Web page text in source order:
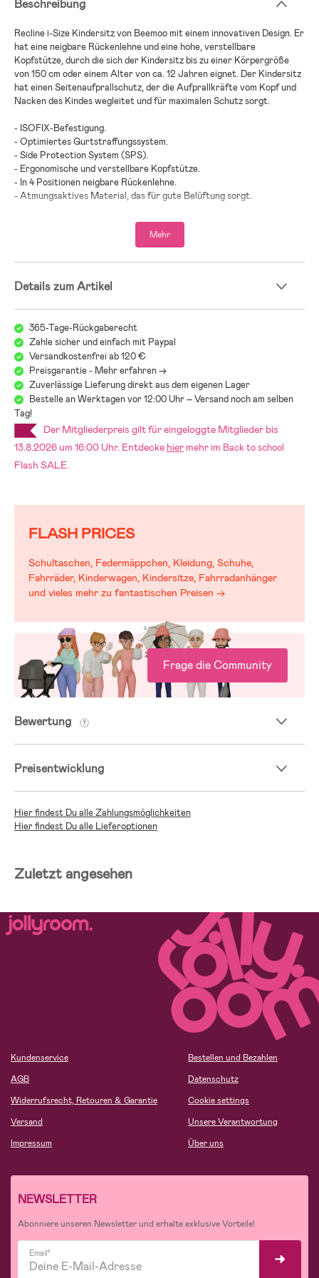
Beschreibung
Recline i-Size Kindersitz von Beemoo mit einem innovativen Design. Er
hat eine neigbare Rückenlehne und eine hohe, verstellbare
Kopfstütze, durch die sich der Kindersitz bis zu einer Körpergröße
von 150 cm oder einem Alter von ca. 12 Jahren eignet. Der Kindersitz
hat einen Seitenaufprallschutz, der die Aufprallkräfte vom Kopf und
Nacken des Kindes wegleitet und für maximalen Schutz sorgt.
- ISOFIX-Befestigung.
- Optimiertes Gurtstraffungssystem.
- Side Protection System (SPS).
- Ergonomische und verstellbare Kopfstütze.
- In 4 Positionen neigbare Rückenlehne.
- Atmungsaktives Material, das für gute Belüftung sorgt.
Wir bei Jollyroom wissen, wie schwer es sein kann, den richtigen
und bei all den verschiedenen Modellen, Marken und Funktionen kann
Sitz zu finden, der zu Euch und Euren Anforderungen passt:
Jollyrooms Kindersitzguide
Mehr
Details zum Artikel
365-Tage-Rückgaberecht
Zahle sicher und einfach mit Paypal
Versandkostenfrei ab 120 €
Preisgarantie - Mehr erfahren ->
Zuverlässige Lieferung direkt aus dem eigenen Lager
Bestelle an Werktagen vor 12:00 Uhr – Versand noch am selben
Tag!
Der Mitgliederpreis gilt für eingeloggte Mitglieder bis
13.8.2026 um 16:00 Uhr. Entdecke hier mehr im Back to school
Flash SALE.
FLASH PRICES
Schultaschen, Federmäppchen, Kleidung, Schuhe,
Fahrräder, Kinderwagen, Kindersitze, Fahrradanhänger
und vieles mehr zu fantastischen Preisen →
Frage die Community
Bewertung
Preisentwicklung
Hier findest Du alle Zahlungsmöglichkeiten
Hier findest Du alle Lieferoptionen
Zuletzt angesehen
Kundenservice
AGB
Widerrufsrecht, Retouren & Garantie
Versand
Impressum
Bestellen und Bezahlen
Datenschutz
Cookie settings
Unsere Verantwortung
Über uns
NEWSLETTER
Abonniere unseren Newsletter und erhalte exklusive Vorteile!
Email*